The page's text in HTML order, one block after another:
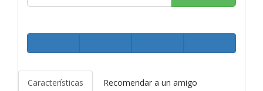
Características Recomendar a un amigo